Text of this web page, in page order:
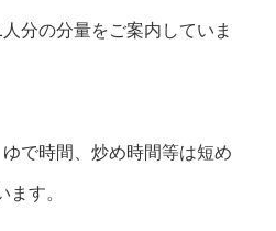
分の分量をご案内していま
で時間、炒め時間等は短め
ます。